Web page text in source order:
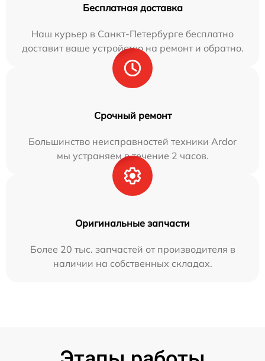
Бесплатная доставка
Наш курьер в Санкт-Петербурге бесплатно
доставит ваше устройство на ремонт и обратно.
Срочный ремонт
Большинство неисправностей техники Ardor
мы устраняем в течение 2 часов.
Оригинальные запчасти
Более 20 тыс. запчастей от производителя в
наличии на собственных складах.